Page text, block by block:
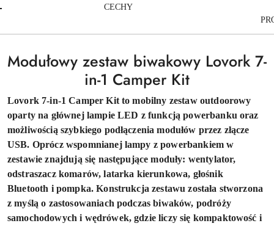
CECHY
Modułowy zestaw biwakowy Lovork 7-
in-1 Camper Kit
Lovork 7-in-1 Camper Kit to mobilny zestaw outdoorowy
oparty na głównej lampie LED z funkcją powerbanku oraz
możliwością szybkiego podłączenia modułów przez złącze
USB. Oprócz wspomnianej lampy z powerbankiem w
zestawie znajdują się następujące moduły: wentylator,
odstraszacz komarów, latarka kierunkowa, głośnik
Bluetooth i pompka. Konstrukcja zestawu została stworzona
z myślą o zastosowaniach podczas biwaków, podróży
samochodowych i wędrówek, gdzie liczy się kompaktowość i